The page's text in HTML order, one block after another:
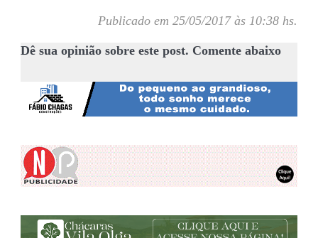
Publicado em 25/05/2017 às 10:38 hs.
Dê sua opinião sobre este post. Comente abaixo